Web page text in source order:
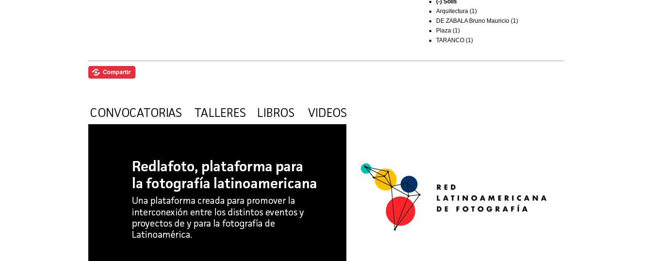
(-) Solís
Arquitectura (1)
DE ZABALA Bruno Mauricio (1)
Plaza (1)
TARANCO (1)